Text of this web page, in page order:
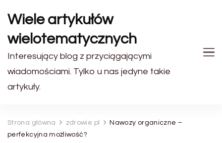
Wiele artykułów
wielotematycznych
Interesujący blog z przyciągającymi
wiadomościami. Tylko u nas jedyne takie
artykuły.
Strona główna zdrowie.pl
Nawozy organiczne –
perfekcyjna możliwość?